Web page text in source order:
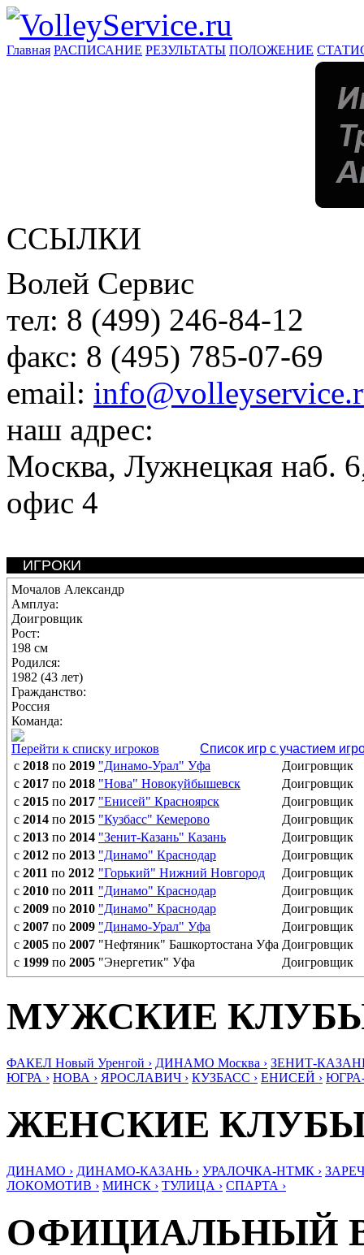
Главная РАСПИСАНИЕ РЕЗУЛЬТАТЫ ПОЛОЖЕНИЕ
ССЫЛКИ
Волей Сервис
тел: 8 (499) 246-84-12
факс: 8 (495) 785-07-69
email:
наш адрес:
Москва, Лужнецкая наб.
офис 4
ИГРОКИ
Мочалов Александр
Амплуа:
Доигровщик
Рост:
198 см
Родился:
1982 (43 лет)
Гражданство:
Россия
Команда:
Перейти к списку игроков
Список игр с участием
с 2018 по 2019 "Динамо-Урал" Уфа
Доигровщик
с 2017 по 2018 "Нова" Новокуйбышевск
Доигровщик
с 2015 по 2017 "Енисей" Красноярск
Доигровщик
с 2014 по 2015 "Кузбасс" Кемерово
Доигровщик
с 2013 по 2014 "Зенит-Казань" Казань
Доигровщик
с 2012 по 2013 "Динамо" Краснодар
Доигровщик
с 2011 по 2012 "Горький" Нижний Новгород
Доигровщик
с 2010 по 2011 "Динамо" Краснодар
Доигровщик
с 2009 по 2010 "Динамо" Краснодар
Доигровщик
с 2007 по 2009 "Динамо-Урал" Уфа
Доигровщик
с 2005 по 2007 "Нефтяник" Башкортостана Уфа Доигровщик
с 1999 по 2005 "Энергетик" Уфа Доигровщик
МУЖСКИЕ
ФАКЕЛ Новый Уренгой › ДИНАМО Москва › ЗЕНИТ-
ЮГРА › НОВА › ЯРОСЛАВИЧ › КУЗБАСС › ЕНИСЕЙ ›
ЖЕНСКИЕ
ДИНАМО › ДИНАМО-КАЗАНЬ › УРАЛОЧКА-НТМК ›
ЛОКОМОТИВ › МИНСК › ТУЛИЦА › СПАРТА ›
ОФИЦИАЛЬНЫЙ